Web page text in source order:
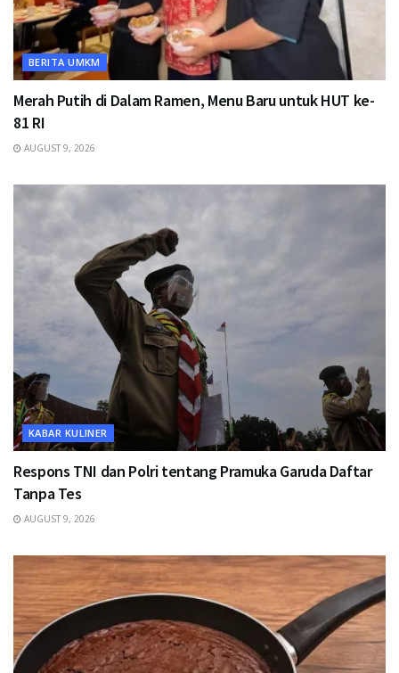
BERITA UMKM
Merah Putih di Dalam Ramen, Menu Baru untuk HUT ke-
81 RI
AUGUST 9, 2026
KABAR KULINER
Respons TNI dan Polri tentang Pramuka Garuda Daftar
Tanpa Tes
AUGUST 9, 2026